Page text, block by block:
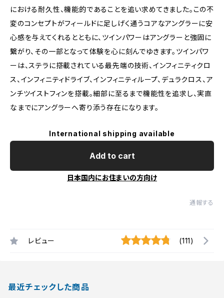
における耐久性、機能的であることを追い求めてきました。この不
変のコンセプトがフィールドに足しげく通うコアなアングラーに安
心感を与えてくれるとともに、ツインパワーはアングラーと強固に
繋がり、その一部となって体験を心に刻んでゆきます。ツインパワ
ーは、ステラに搭載されている最先端の技術、インフィニティクロ
ス、インフィニティドライブ、インフィニティループ、デュラクロス、ア
ンチツイストフィンを搭載。細部に至るまで機能性を追求し、実直
なまでにアングラーへ寄り添う存在になります。
International shipping available
Add to cart
日本国内にお住まいの方向け
通報する
レビュー (111)
最近チェックした商品